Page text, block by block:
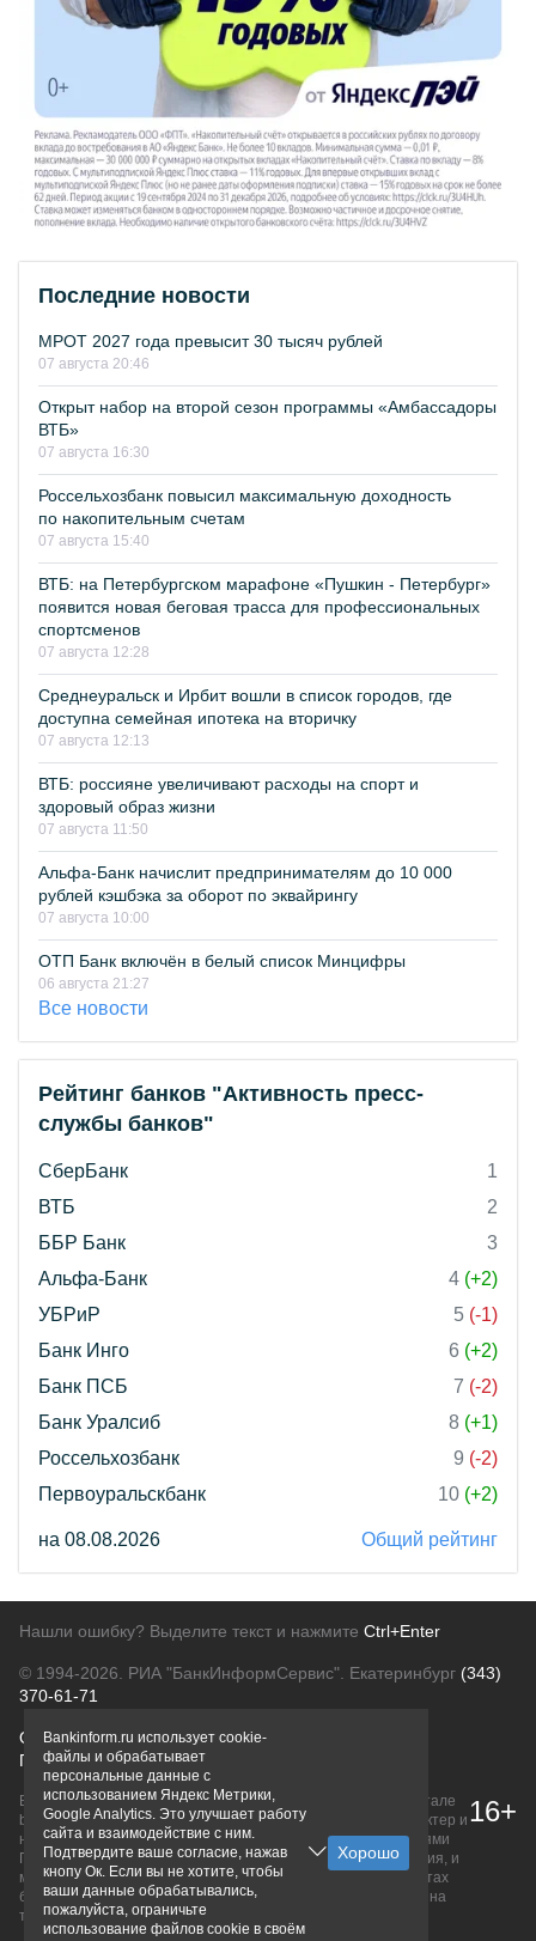
Последние новости
МРОТ 2027 года превысит 30 тысяч рублей
07 августа 20:46
Открыт набор на второй сезон программы «Амбассадоры
ВТБ»
07 августа 16:30
Россельхозбанк повысил максимальную доходность
по накопительным счетам
07 августа 15:40
ВТБ: на Петербургском марафоне «Пушкин - Петербург»
появится новая беговая трасса для профессиональных
спортсменов
07 августа 12:28
Среднеуральск и Ирбит вошли в список городов, где
доступна семейная ипотека на вторичку
07 августа 12:13
ВТБ: россияне увеличивают расходы на спорт и
здоровый образ жизни
07 августа 11:50
Альфа-Банк начислит предпринимателям до 10 000
рублей кэшбэка за оборот по эквайрингу
07 августа 10:00
ОТП Банк включён в белый список Минцифры
06 августа 21:27
Все новости
Рейтинг банков "Активность пресс-
службы банков"
СберБанк
1
ВТБ
2
ББР Банк
3
Альфа-Банк
4 (+2)
УБРиР
5 (-1)
Банк Инго
6 (+2)
Банк ПСБ
7 (-2)
Банк Уралсиб
8 (+1)
Россельхозбанк
9 (-2)
Первоуральскбанк
10 (+2)
на 08.08.2026 Общий рейтинг
Нашли ошибку? Выделите текст и нажмите Ctrl+Enter
© 1994-2026. РИА "БанкИнформСервис". Екатеринбург (343)
370-61-71
О проектеПолитика конфиденциальности
Правовая информацияДля рекламодателей
Вся информация о продуктах банков, размещенная на портале
bankinform.ru, носит исключительно ознакомительный характер и
не является публичной офертой, определяемой положениями
ГК РФ. Информация не содержит точного и полного описания, и
может быть изменена. Конечные условия уточняйте на сайтах
банков или при личном обращении. Исключительное право на
товарные знаки принадлежит их правообладателям.
16+
Bankinform.ru использует cookie-
файлы и обрабатывает
персональные данные с
использованием Яндекс Метрики,
Google Analytics. Это улучшает работу
сайта и взаимодействие с ним.
Подтвердите ваше согласие, нажав
кнопу Ок. Если вы не хотите, чтобы
ваши данные обрабатывались,
пожалуйста, ограничьте
использование файлов cookie в своём